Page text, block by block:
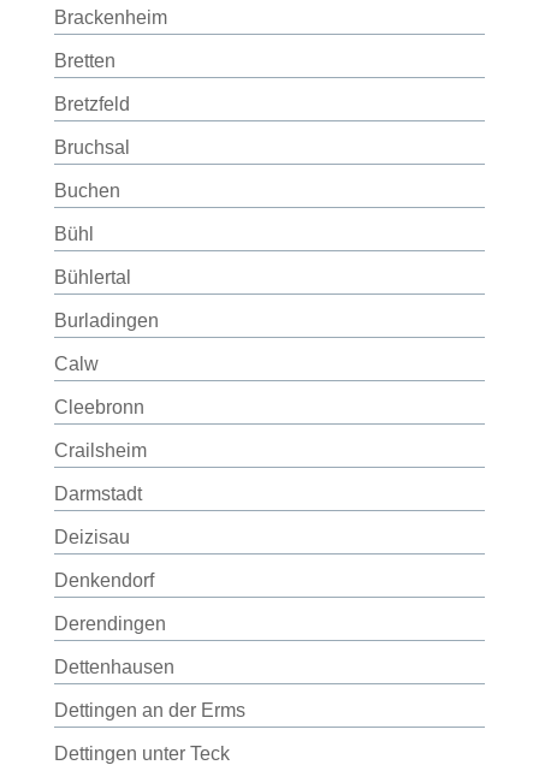
Brackenheim
Bretten
Bretzfeld
Bruchsal
Buchen
Bühl
Bühlertal
Burladingen
Calw
Cleebronn
Crailsheim
Darmstadt
Deizisau
Denkendorf
Derendingen
Dettenhausen
Dettingen an der Erms
Dettingen unter Teck